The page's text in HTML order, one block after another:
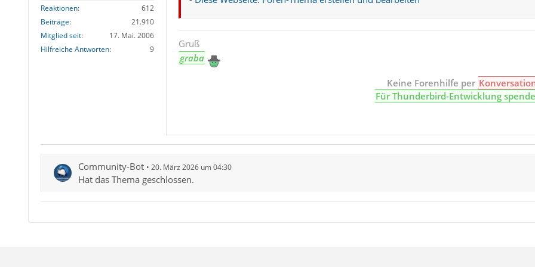
Reaktionen
612
Beiträge
21.910
Mitglied seit
17. Mai. 2006
Hilfreiche Antworten
9
Gruß
graba
Keine Forenhilfe per
Für Thunderbird-Entwicklung
Community-Bot 20. März 2026 um 04:30
Hat das Thema geschlossen.